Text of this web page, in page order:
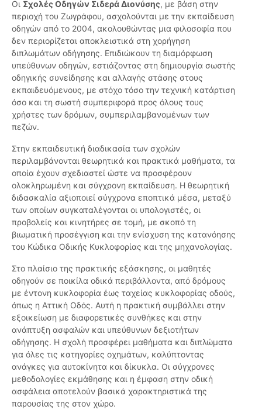
Οι Σχολές Οδηγών Σιδερά Διονύσης, με βάση στην
περιοχή του Ζωγράφου, ασχολούνται με την εκπαίδευση
οδηγών από το 2004, ακολουθώντας μια φιλοσοφία που
δεν περιορίζεται αποκλειστικά στη χορήγηση
διπλωμάτων οδήγησης. Επιδιώκουν τη διαμόρφωση
υπεύθυνων οδηγών, εστιάζοντας στη δημιουργία σωστής
οδηγικής συνείδησης και αλλαγής στάσης στους
εκπαιδευόμενους, με στόχο τόσο την τεχνική κατάρτιση
όσο και τη σωστή συμπεριφορά προς όλους τους
χρήστες των δρόμων, συμπεριλαμβανομένων των
πεζών.
Στην εκπαιδευτική διαδικασία των σχολών
περιλαμβάνονται θεωρητικά και πρακτικά μαθήματα, τα
οποία έχουν σχεδιαστεί ώστε να προσφέρουν
ολοκληρωμένη και σύγχρονη εκπαίδευση. Η θεωρητική
διδασκαλία αξιοποιεί σύγχρονα εποπτικά μέσα, μεταξύ
των οποίων συγκαταλέγονται οι υπολογιστές, οι
προβολείς και κινητήρες σε τομή, με σκοπό τη
βιωματική προσέγγιση και την ενίσχυση της κατανόησης
του Κώδικα Οδικής Κυκλοφορίας και της μηχανολογίας.
Στο πλαίσιο της πρακτικής εξάσκησης, οι μαθητές
οδηγούν σε ποικίλα οδικά περιβάλλοντα, από δρόμους
με έντονη κυκλοφορία έως ταχείας κυκλοφορίας οδούς,
όπως η Αττική Οδός. Αυτή η πρακτική συμβάλλει στην
εξοικείωση με διαφορετικές συνθήκες και στην
ανάπτυξη ασφαλών και υπεύθυνων δεξιοτήτων
οδήγησης. Η σχολή προσφέρει μαθήματα και διπλώματα
για όλες τις κατηγορίες οχημάτων, καλύπτοντας
ανάγκες για αυτοκίνητα και δίκυκλα. Οι σύγχρονες
μεθοδολογίες εκμάθησης και η έμφαση στην οδική
ασφάλεια αποτελούν βασικά χαρακτηριστικά της
παρουσίας της στον χώρο.